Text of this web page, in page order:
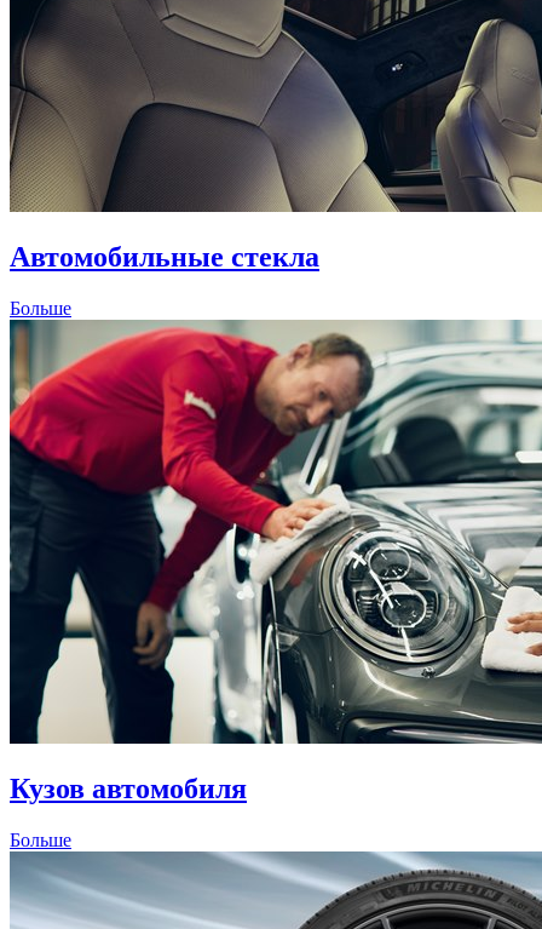
Автомобильные стекла
Больше
Кузов автомобиля
Больше